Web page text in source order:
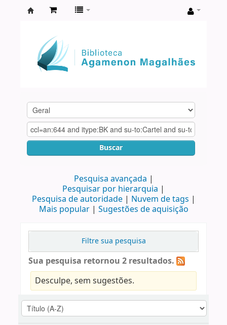
Agamenon
Magalhães
Buscar
Pesquisa avançada
Pesquisar por hierarquia
Pesquisa de autoridade
Nuvem de tags
Mais popular
Sugestões de aquisição
Filtre sua pesquisa
Sua pesquisa retornou 2 resultados.
Desculpe, sem sugestões.